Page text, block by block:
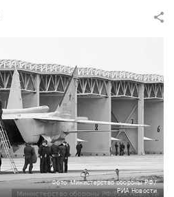
Фото: Министерство обороны РФ/
РИА Новости